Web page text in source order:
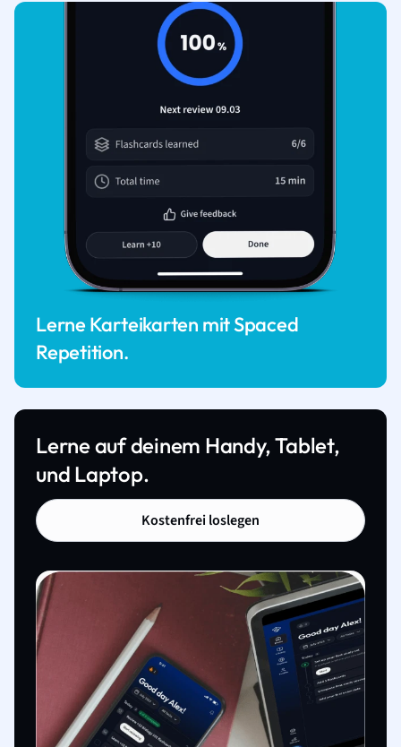
Lerne Karteikarten mit Spaced
Repetition.
Lerne auf deinem Handy, Tablet,
und Laptop.
Kostenfrei loslegen